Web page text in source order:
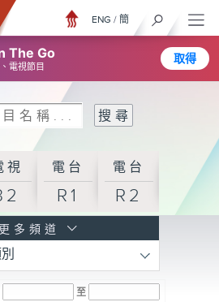
The Go
電視節目
取得
ENG / 簡
視 電台
R1
電台
R2
台 電台
多頻道
至